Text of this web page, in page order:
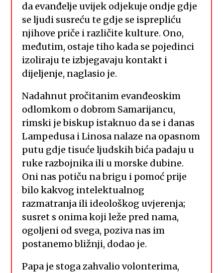
da evanđelje uvijek odjekuje ondje gdje
se ljudi susreću te gdje se isprepliću
njihove priče i različite kulture. Ono,
međutim, ostaje tiho kada se pojedinci
izoliraju te izbjegavaju kontakt i
dijeljenje, naglasio je.
Nadahnut pročitanim evanđeoskim
odlomkom o dobrom Samarijancu,
rimski je biskup istaknuo da se i danas
Lampedusa i Linosa nalaze na opasnom
putu gdje tisuće ljudskih bića padaju u
ruke razbojnika ili u morske dubine.
Oni nas potiču na brigu i pomoć prije
bilo kakvog intelektualnog
razmatranja ili ideološkog uvjerenja;
susret s onima koji leže pred nama,
ogoljeni od svega, poziva nas im
postanemo bližnji, dodao je.
Papa je stoga zahvalio volonterima,